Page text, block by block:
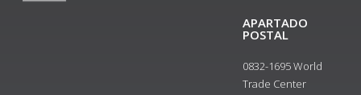
APARTADO
POSTAL
0832-1695 World
Trade Center